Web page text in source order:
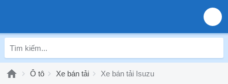
Ô tô Xe bán tải Xe bán tải Isuzu